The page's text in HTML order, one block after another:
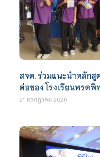
สจด. ร่วมแนะนำหลักสู
ต่อของ โรงเรียนพรต
21 กรกฎาคม 2026